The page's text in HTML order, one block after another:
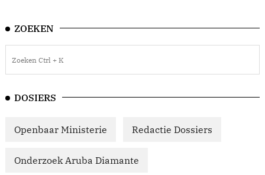
ZOEKEN
DOSIERS
Openbaar Ministerie Redactie Dossiers
Onderzoek Aruba Diamante